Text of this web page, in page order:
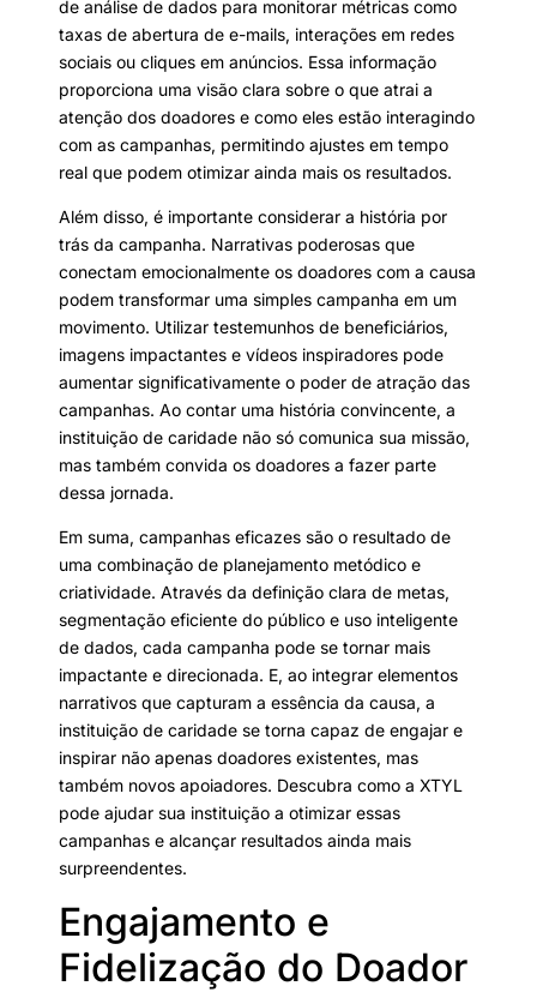
de análise de dados para monitorar métricas como
taxas de abertura de e-mails, interações em redes
sociais ou cliques em anúncios. Essa informação
proporciona uma visão clara sobre o que atrai a
atenção dos doadores e como eles estão interagindo
com as campanhas, permitindo ajustes em tempo
real que podem otimizar ainda mais os resultados.
Além disso, é importante considerar a história por
trás da campanha. Narrativas poderosas que
conectam emocionalmente os doadores com a causa
podem transformar uma simples campanha em um
movimento. Utilizar testemunhos de beneficiários,
imagens impactantes e vídeos inspiradores pode
aumentar significativamente o poder de atração das
campanhas. Ao contar uma história convincente, a
instituição de caridade não só comunica sua missão,
mas também convida os doadores a fazer parte
dessa jornada.
Em suma, campanhas eficazes são o resultado de
uma combinação de planejamento metódico e
criatividade. Através da definição clara de metas,
segmentação eficiente do público e uso inteligente
de dados, cada campanha pode se tornar mais
impactante e direcionada. E, ao integrar elementos
narrativos que capturam a essência da causa, a
instituição de caridade se torna capaz de engajar e
inspirar não apenas doadores existentes, mas
também novos apoiadores. Descubra como a XTYL
pode ajudar sua instituição a otimizar essas
campanhas e alcançar resultados ainda mais
surpreendentes.
Engajamento e
Fidelização do Doador